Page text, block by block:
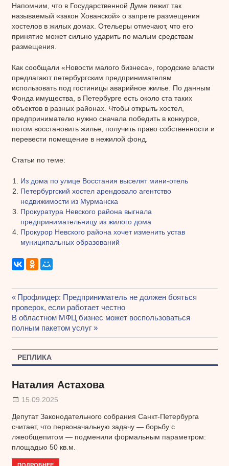
Напомним, что в Государственной Думе лежит так
называемый «закон Хованской» о запрете размещения
хостелов в жилых домах. Отельеры отмечают, что его
принятие может сильно ударить по малым средствам
размещения.
Как сообщали «Новости малого бизнеса», городские власти
предлагают петербургским предпринимателям
использовать под гостиницы аварийное жилье. По данным
Фонда имущества, в Петербурге есть около ста таких
объектов в разных районах. Чтобы открыть хостел,
предпринимателю нужно сначала победить в конкурсе,
потом восстановить жилье, получить право собственности и
перевести помещение в нежилой фонд.
Статьи по теме:
Из дома по улице Восстания выселят мини-отель
Петербургский хостел арендовало агентство
недвижимости из Мурманска
Прокуратура Невского района выгнала
предпринимательницу из жилого дома
Прокурор Невского района хочет изменить устав
муниципальных образований
Навигация
по
записям
Предыдущая
запись:
Профлидер: Предприниматель не должен бояться
проверок, если работает честно
Следующая
запись:
В областном МФЦ бизнес может воспользоваться
полным пакетом услуг
РЕПЛИКА
Наталия Астахова
15.09.2025
Депутат Законодательного собрания Санкт-Петербурга
считает, что первоначальную задачу — борьбу с
лжеобщепитом — подменили формальным параметром:
площадью 50 кв.м.